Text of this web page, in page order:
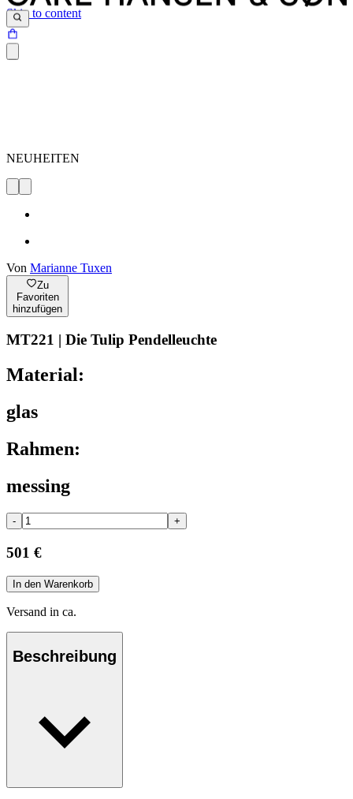
Skip to content
NEUHEITEN
Von Marianne Tuxen
Zu
Favoriten
hinzufügen
MT221 | Die Tulip Pendelleuchte
Material:
glas
Rahmen:
messing
- +
501 €
In den Warenkorb
Versand in ca.
Beschreibung